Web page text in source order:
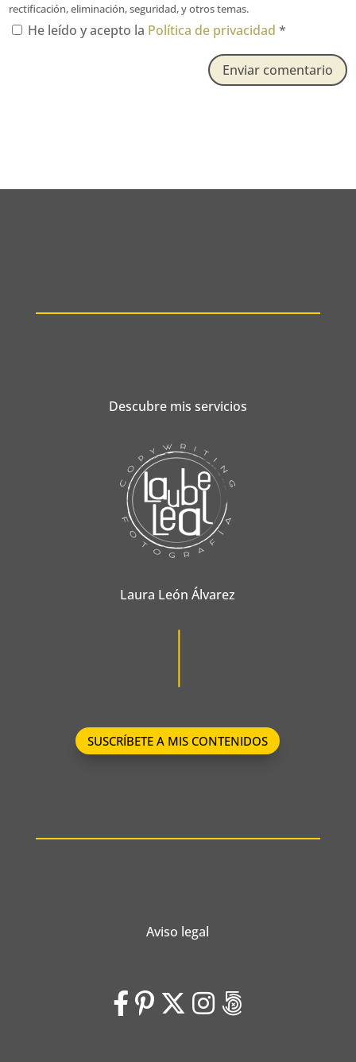
rectificación, eliminación, seguridad, y otros temas.
He leído y acepto la Política de privacidad*
Enviar comentario
Descubre mis servicios
Laura León Álvarez
SUSCRÍBETE A MIS CONTENIDOS
Aviso legal